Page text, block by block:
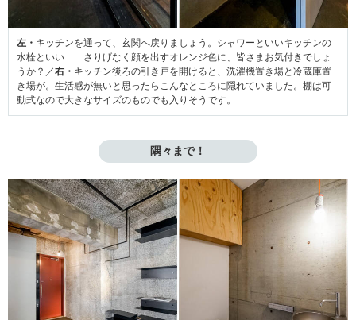
左・ キッチンを通って、玄関へ戻りましょう。シャワーといいキッチンの
水栓といい……さりげなく顔を出すオレンジ色に、皆さまお気付きでしょ
うか？／右・ キッチン後ろの引き戸を開けると、洗濯機置き場と冷蔵庫置
き場が。生活感が無いと思ったらこんなところに隠れていました。棚は可
動式なので大きなサイズのものでも入りそうです。
隅々まで！